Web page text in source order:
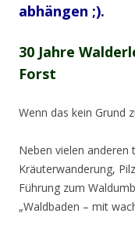
abhängen ;).
30 Jahre
Forst
Wenn das kein Grund
Neben vielen anderen
Kräuterwanderung,
Führung zum
„Waldbaden – mit